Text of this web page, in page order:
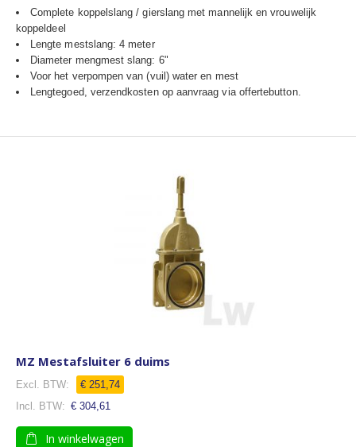
Complete koppelslang / gierslang met mannelijk en vrouwelijk
koppeldeel
Lengte mestslang: 4 meter
Diameter mengmest slang: 6"
Voor het verpompen van (vuil) water en mest
Lengtegoed, verzendkosten op aanvraag via offertebutton.
MZ Mestafsluiter 6 duims
€ 251,74
€ 304,61
In winkelwagen